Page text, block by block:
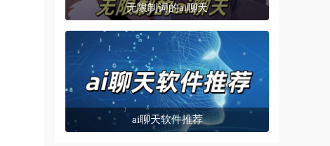
无限制词的ai聊天
ai聊天软件推荐